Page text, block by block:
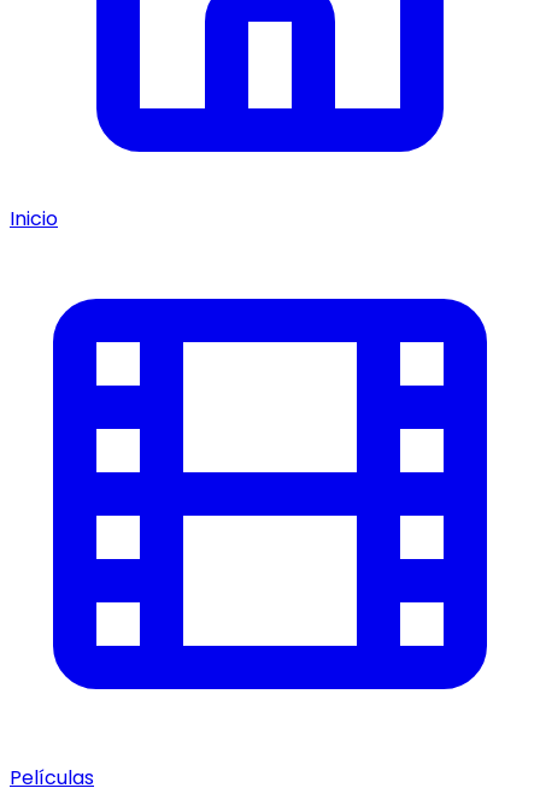
Inicio
Películas